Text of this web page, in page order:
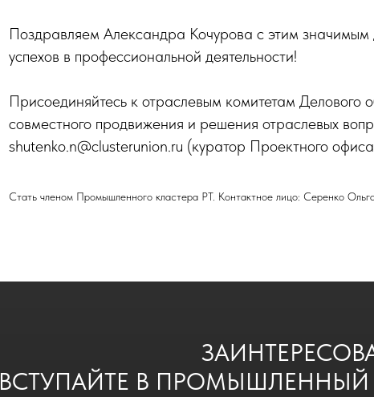
Поздравляем Александра Кочурова с этим
успехов в профессиональной деятельности!
Присоединяйтесь к отраслевым комитетам Делового
совместного продвижения и решения отраслевых
shutenko.n@clusterunion.ru (куратор Проектного
Стать членом Промышленного кластера РТ. Контактное лицо: Серенко
ВСТУПАЙТЕ В ПРОМЫШЛЕННЫЙ